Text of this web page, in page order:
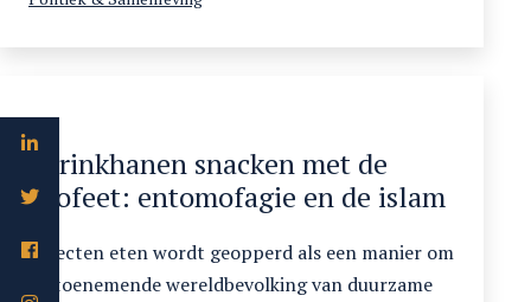
Sprinkhanen snacken met de
Profeet: entomofagie en de islam
Insecten eten wordt geopperd als een manier om
de toenemende wereldbevolking van duurzame